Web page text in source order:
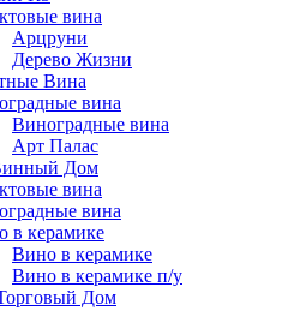
вина
Арцруни
Дерево Жизни
Вина
вина
Виноградные вина
Арт Палас
Дом
вина
вина
в керамике
Вино в керамике
Вино в керамике п/у
Дом